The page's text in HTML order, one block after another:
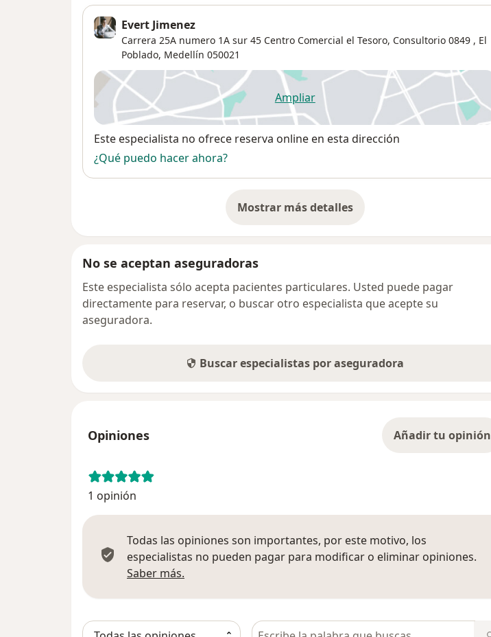
Evert Jimenez
Carrera 25A numero 1A sur 45 Centro Comercial el Tesoro, Consultorio 0849 , El
Poblado, Medellín 050021
Ampliarse abre en una nueva pestaña
Disponibilidad
Este especialista no ofrece reserva online en esta dirección
¿Qué puedo hacer ahora?
Mostrar más detalles
sobre la dirección
No se aceptan aseguradoras
Este especialista sólo acepta pacientes particulares. Usted puede pagar
directamente para reservar, o buscar otro especialista que acepte su
aseguradora.
Buscar especialistas por aseguradora
Opiniones Añadir tu opinión
1 opinión
Todas las opiniones son importantes, por este motivo, los
especialistas no pueden pagar para modificar o eliminar opiniones.
Saber más.
Busca en opiniones